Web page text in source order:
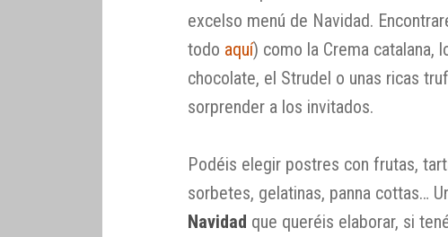
excelso menú de Navidad.
todo aquí) como la Crema catalana,
chocolate, el Strudel o unas ricas
sorprender a los invitados.
Podéis elegir postres con frutas,
sorbetes, gelatinas, panna cottas…
Navidad que queréis elaborar, si